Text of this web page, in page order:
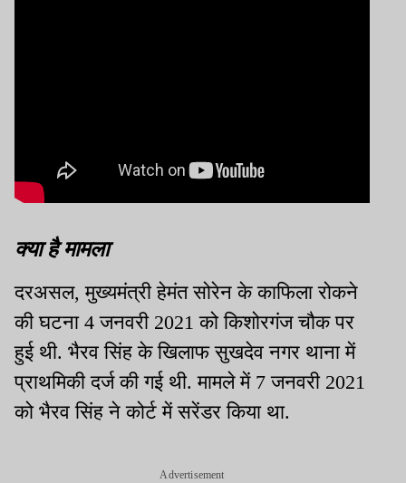
क्या है मामला
दरअसल, मुख्यमंत्री हेमंत सोरेन के काफिला रोकने
की घटना 4 जनवरी 2021 को किशोरगंज चौक पर
हुई थी. भैरव सिंह के खिलाफ सुखदेव नगर थाना में
प्राथमिकी दर्ज की गई थी. मामले में 7 जनवरी 2021
को भैरव सिंह ने कोर्ट में सरेंडर किया था.
Advertisement